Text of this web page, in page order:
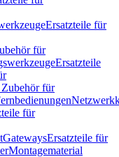
Ersatzteile für
für
Ersatzteile
für
für
GatewaysErsatzteile für
Montagematerial